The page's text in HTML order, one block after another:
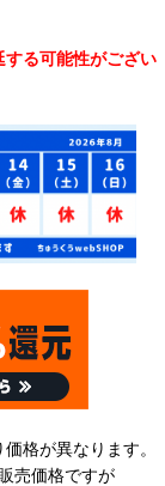
する可能性がござい
格が異なります。
売価格ですが